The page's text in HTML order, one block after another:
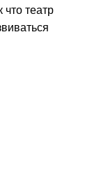
театр